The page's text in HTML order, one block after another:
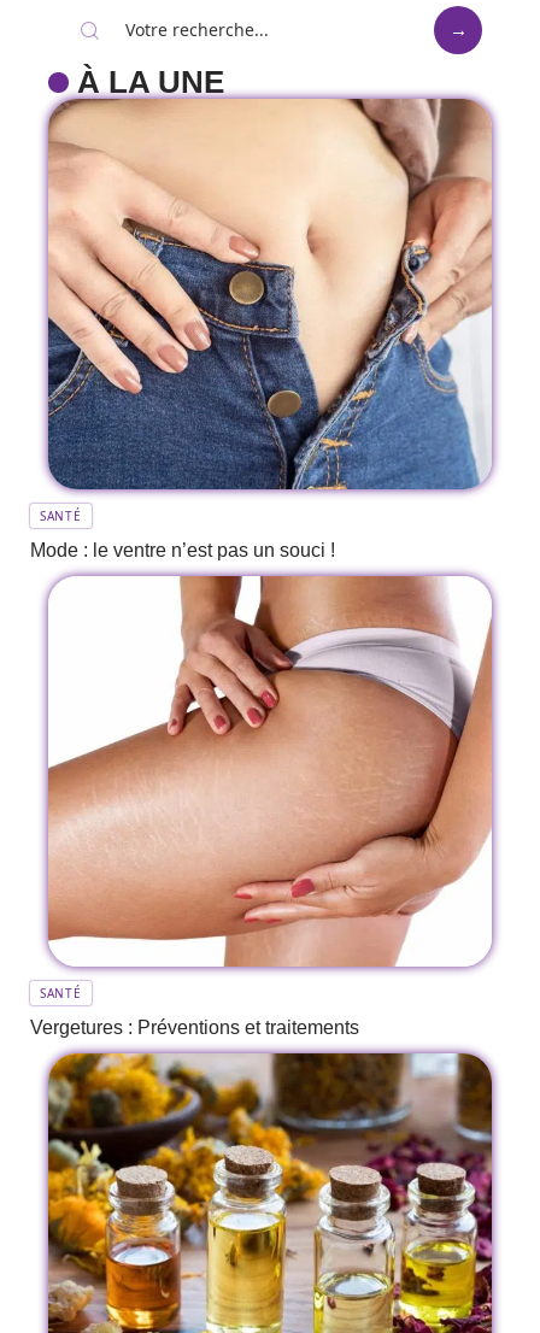
À LA UNE
SANTÉ
Mode : le ventre n’est pas un souci !
SANTÉ
Vergetures : Préventions et traitements